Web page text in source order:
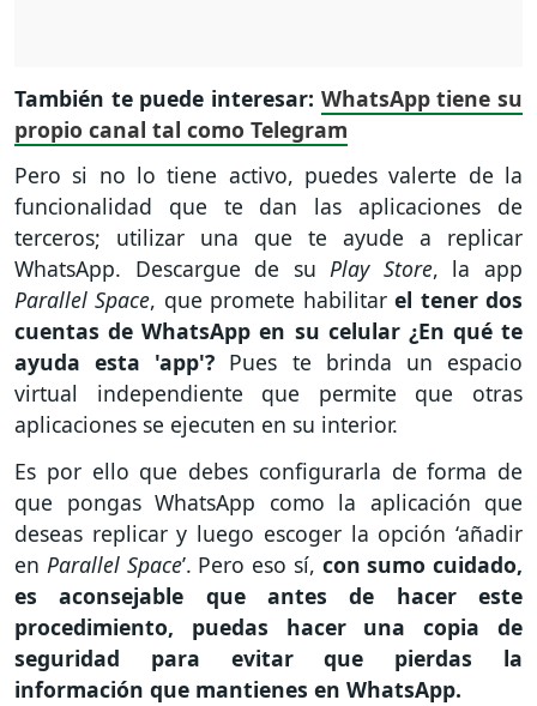
También te puede interesar: WhatsApp tiene su
propio canal tal como Telegram
Pero si no lo tiene activo, puedes valerte de la
funcionalidad que te dan las aplicaciones de
terceros; utilizar una que te ayude a replicar
WhatsApp. Descargue de suPlay Store, la app
Parallel Space, que promete habilitarel tener dos
cuentas de WhatsApp en su celular ¿En qué te
ayuda esta 'app'? Pues te brinda un espacio
virtual independiente que permite que otras
aplicaciones se ejecuten en su interior.
Es por ello que debes configurarla de forma de
que pongas WhatsApp como la aplicación que
deseas replicar y luego escoger la opción ‘añadir
en Parallel Space’. Pero eso sí, con sumo cuidado,
es aconsejable que antes de hacer este
procedimiento, puedas hacer una copia de
seguridad para evitar que pierdas la
información que mantienes en WhatsApp.